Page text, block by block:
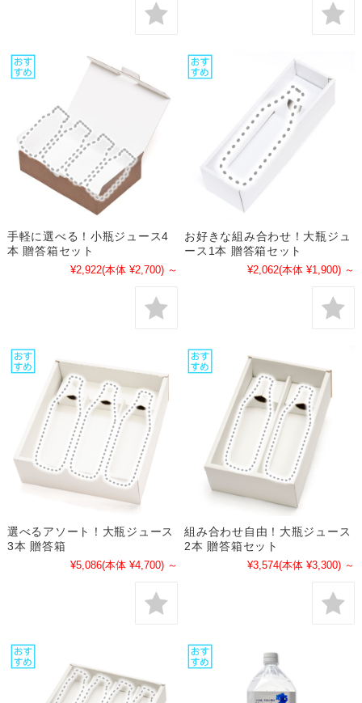
手軽に選べる！小瓶ジュース4
本 贈答箱セット
¥2,922(本体 ¥2,700) ～
お好きな組み合わせ！大瓶ジュ
ース1本 贈答箱セット
¥2,062(本体 ¥1,900) ～
選べるアソート！大瓶ジュース
3本 贈答箱
¥5,086(本体 ¥4,700) ～
組み合わせ自由！大瓶ジュース
2本 贈答箱セット
¥3,574(本体 ¥3,300) ～